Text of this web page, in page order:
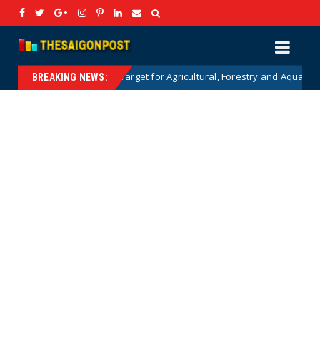
BREAKING NEWS:
Billion USD Target for Agricultural, Forestry and Aquatic Exports: